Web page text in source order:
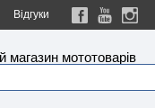
Відгуки
мототоварів